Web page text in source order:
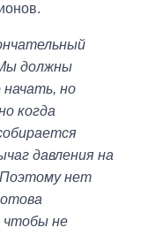
должны
начать, но
когда
давления на
Поэтому нет
чтобы не